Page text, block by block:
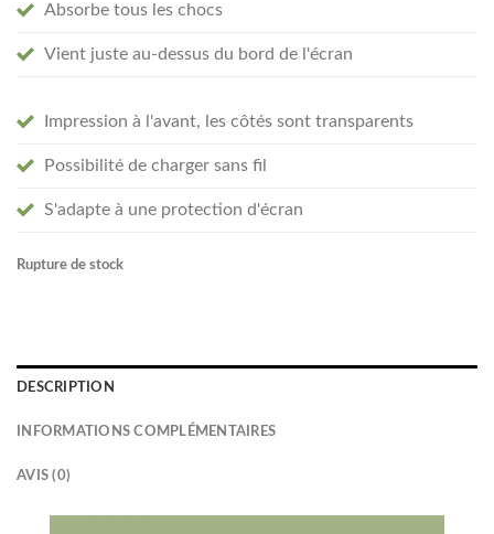
Absorbe tous les chocs
Vient juste au-dessus du bord de l'écran
Impression à l'avant, les côtés sont transparents
Possibilité de charger sans fil
S'adapte à une protection d'écran
Rupture de stock
DESCRIPTION
INFORMATIONS COMPLÉMENTAIRES
AVIS (0)